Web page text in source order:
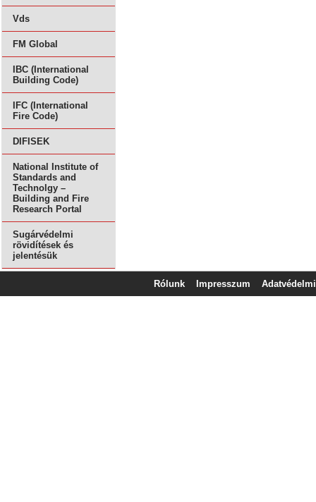
Vds
FM Global
IBC (International
Building Code)
IFC (International
Fire Code)
DIFISEK
National Institute of
Standards and
Technolgy –
Building and Fire
Research Portal
Sugárvédelmi
rövidítések és
jelentésük
Rólunk Impresszum